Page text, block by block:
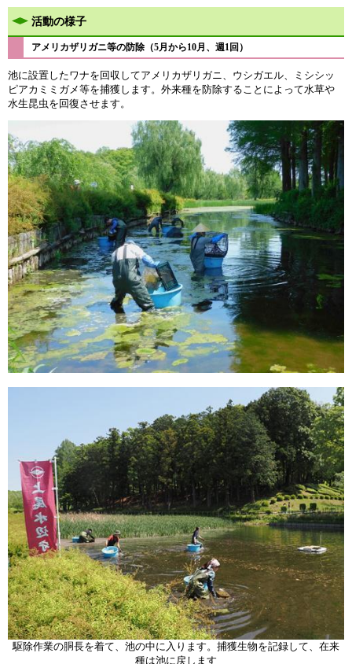
活動の様子
アメリカザリガニ等の防除（5月から10月、週1回）
池に設置したワナを回収してアメリカザリガニ、ウシガエル、ミシシッ
ピアカミミガメ等を捕獲します。外来種を防除することによって水草や
水生昆虫を回復させます。
駆除作業の胴長を着て、池の中に入ります。捕獲生物を記録して、在来
種は池に戻します